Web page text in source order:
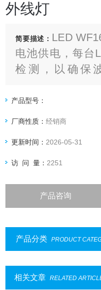
外线灯
简要描述： LED
电池供电，每台
检测，以确保
技术，其寿命延
产品型号：
厂商性质：经销商
更新时间： 2026-05-31
访 问 量： 2251
产品咨询
产品分类 PRODUCT
相关文章 RELATED